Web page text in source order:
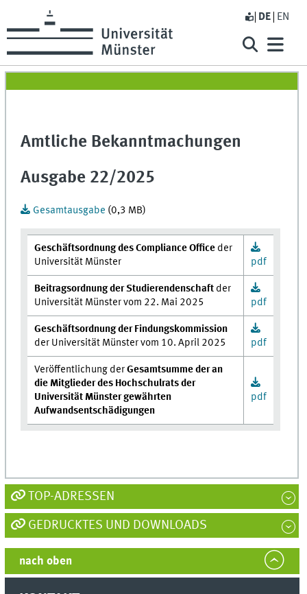
DE EN
Amtliche Bekanntmachungen
Ausgabe 22/2025
Gesamtausgabe (0,3 MB)
Geschäftsordnung des Compliance Office der
Universität Münster
pdf
Beitragsordnung der Studierendenschaft der
Universität Münster vom 22. Mai 2025
pdf
Geschäftsordnung der Findungskommission
der Universität Münster vom 10. April 2025
pdf
Veröffentlichung derGesamtsumme der an
die Mitglieder des Hochschulrats der
Universität Münster gewährten
Aufwandsentschädigungen
pdf
TOP-ADRESSEN
GEDRUCKTES UND DOWNLOADS
nach oben